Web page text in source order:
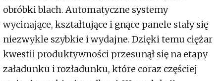
obróbki blach. Automatyczne systemy
wycinające, kształtujące i gnące panele stały się
niezwykle szybkie i wydajne. Dzięki temu ciężar
kwestii produktywności przesunął się na etapy
załadunku i rozładunku, które coraz częściej